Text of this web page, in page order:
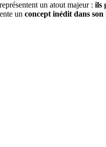
un atout majeur : ils
un concept inédit dans